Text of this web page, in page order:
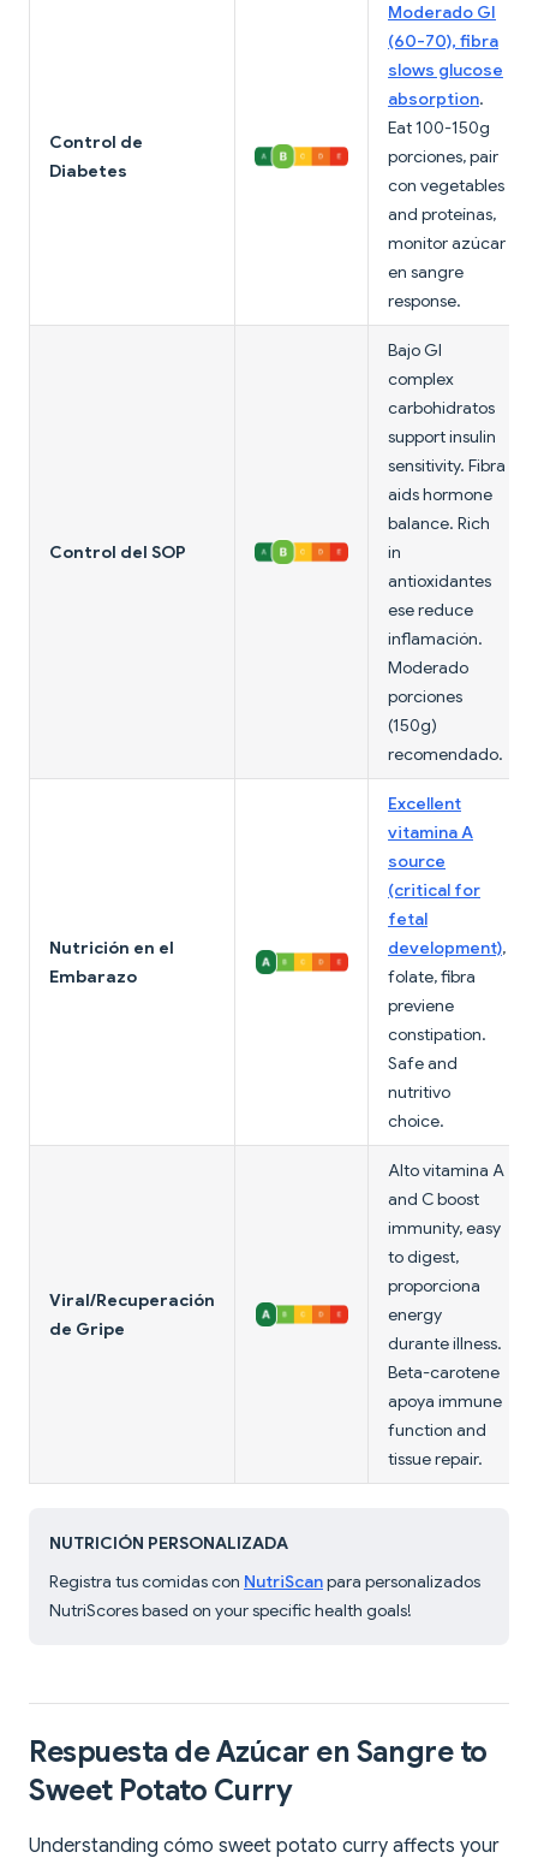
Control de
Diabetes
Moderado GI
(60-70), fibra
slows glucose
absorption.
Eat 100-150g
porciones, pair
con vegetables
and proteínas,
monitor azúcar
en sangre
response.
Control del SOP
Bajo GI
complex
carbohidratos
support insulin
sensitivity. Fibra
aids hormone
balance. Rich
in
antioxidantes
ese reduce
inflamación.
Moderado
porciones
(150g)
recomendado.
Nutrición en el
Embarazo
Excellent
vitamina A
source
(critical for
fetal
development),
folate, fibra
previene
constipation.
Safe and
nutritivo
choice.
Viral/Recuperación
de Gripe
Alto vitamina A
and C boost
immunity, easy
to digest,
proporciona
energy
durante illness.
Beta-carotene
apoya immune
function and
tissue repair.
NUTRICIÓN PERSONALIZADA
Registra tus comidas con NutriScanpara personalizados
NutriScores based on your specific health goals!
Respuesta de Azúcar en Sangre to
Sweet Potato Curry
Understanding cómo sweet potato curry affects your